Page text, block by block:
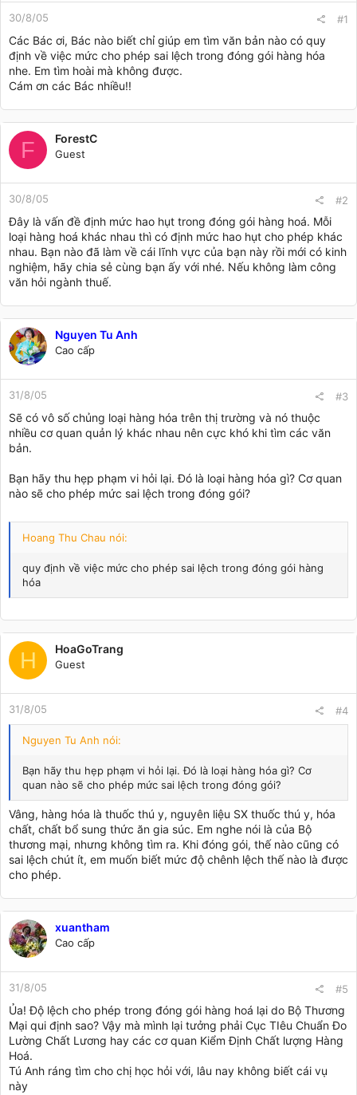
30/8/05 #1
Các Bác ơi, Bác nào biết chỉ giúp em tìm văn bản nào có quy
định về việc mức cho phép sai lệch trong đóng gói hàng hóa
nhe. Em tìm hoài mà không được.
Cám ơn các Bác nhiều!!
F ForestC
Guest
30/8/05 #2
Đây là vấn đề định mức hao hụt trong đóng gói hàng hoá. Mỗi
loại hàng hoá khác nhau thì có định mức hao hụt cho phép khác
nhau. Bạn nào đã làm về cái lĩnh vực của bạn này rồi mới có kinh
nghiệm, hãy chia sẻ cùng bạn ấy với nhé. Nếu không làm công
văn hỏi ngành thuế.
Nguyen Tu Anh
Cao cấp
31/8/05 #3
Sẽ có vô số chủng loại hàng hóa trên thị trường và nó thuộc
nhiều cơ quan quản lý khác nhau nên cực khó khi tìm các văn
bản.
Bạn hãy thu hẹp phạm vi hỏi lại. Đó là loại hàng hóa gì? Cơ quan
nào sẽ cho phép mức sai lệch trong đóng gói?
Hoang Thu Chau nói:
quy định về việc mức cho phép sai lệch trong đóng gói hàng
hóa
H HoaGoTrang
Guest
31/8/05 #4
Nguyen Tu Anh nói:
Bạn hãy thu hẹp phạm vi hỏi lại. Đó là loại hàng hóa gì? Cơ
quan nào sẽ cho phép mức sai lệch trong đóng gói?
Vâng, hàng hóa là thuốc thú y, nguyên liệu SX thuốc thú y, hóa
chất, chất bổ sung thức ăn gia súc. Em nghe nói là của Bộ
thương mại, nhưng không tìm ra. Khi đóng gói, thế nào cũng có
sai lệch chút ít, em muốn biết mức độ chênh lệch thế nào là được
cho phép.
xuantham
Cao cấp
31/8/05 #5
Ủa! Độ lệch cho phép trong đóng gói hàng hoá lại do Bộ Thương
Mại qui định sao? Vậy mà mình lại tưởng phải Cục TIêu Chuẩn Đo
Lường Chất Lương hay các cơ quan Kiểm Định Chất lượng Hàng
Hoá.
Tú Anh ráng tìm cho chị học hỏi với, lâu nay không biết cái vụ
này